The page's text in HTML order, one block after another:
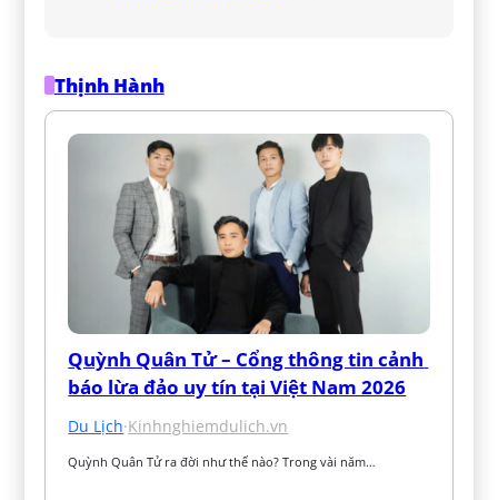
Thịnh Hành
Quỳnh Quân Tử – Cổng thông tin cảnh
báo lừa đảo uy tín tại Việt Nam 2026
Du Lịch·Kinhnghiemdulich.vn
Quỳnh Quân Tử ra đời như thế nào? Trong vài năm…